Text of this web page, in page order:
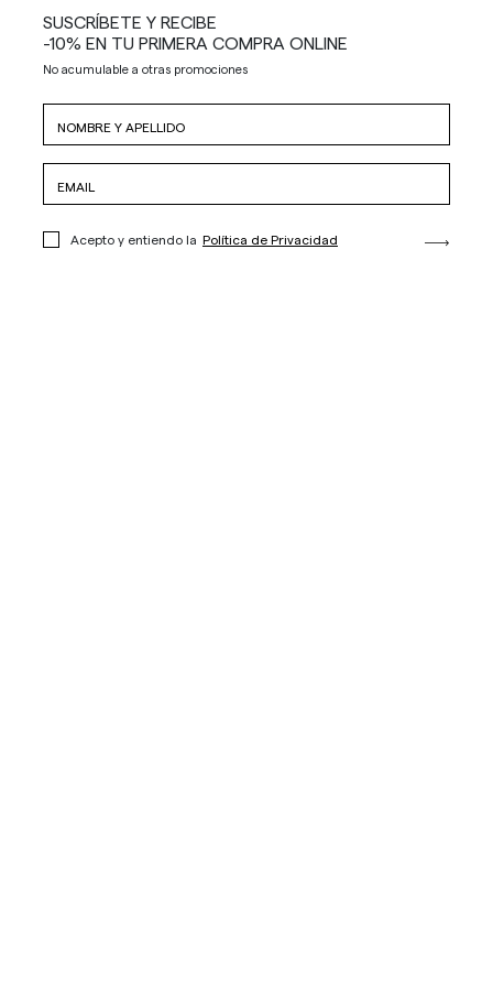
SUSCRÍBETE Y RECIBE
-10% EN TU PRIMERA COMPRA ONLINE
No acumulable a otras promociones
Acepto y entiendo la Política de Privacidad